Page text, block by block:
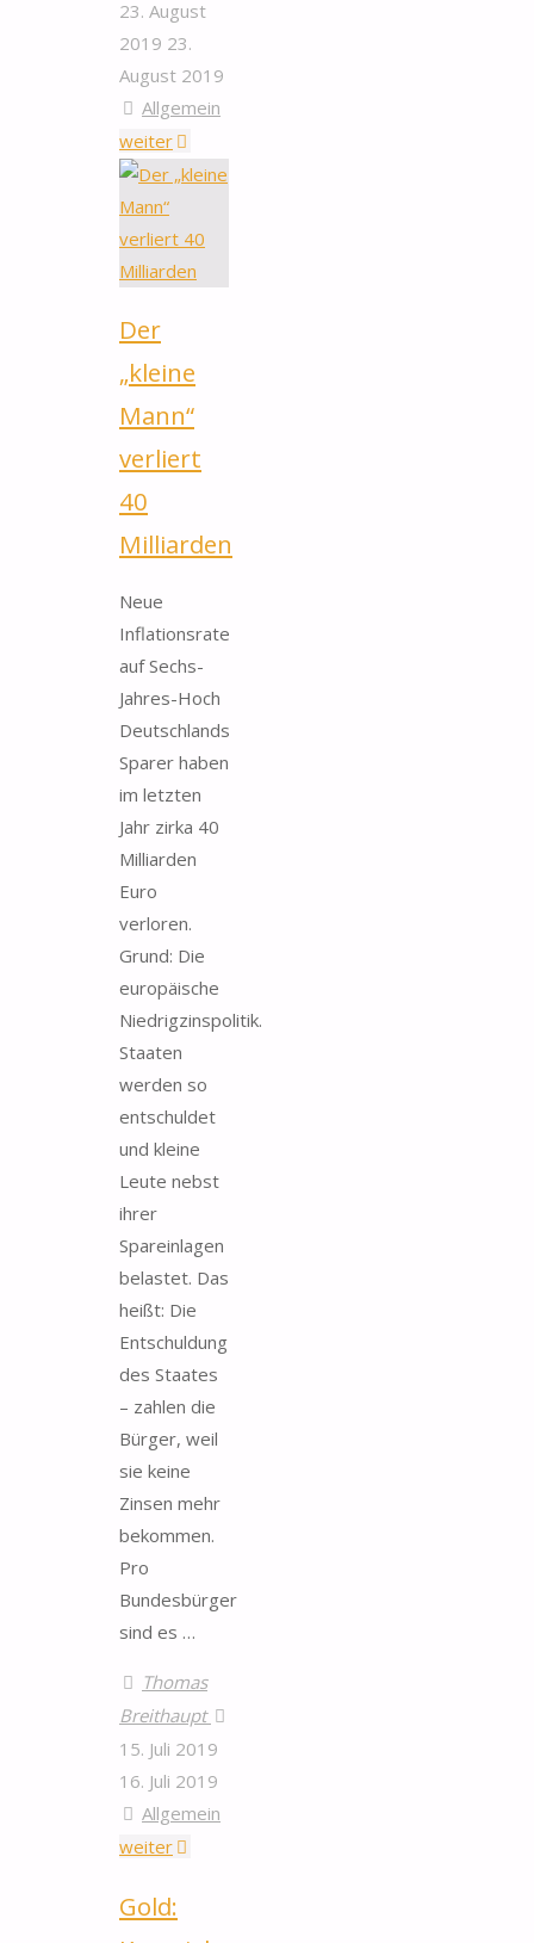
23. August
2019 23.
August 2019
Allgemein
weiter"Prof.
Dr.
Starke:
Warum
jetzt
kaufen
sollten"
Der
„kleine
Mann“
verliert
40
Milliarden
Neue
Inflationsrate
auf Sechs-
Jahres-Hoch
Deutschlands
Sparer haben
im letzten
Jahr zirka 40
Milliarden
Euro
verloren.
Grund: Die
europäische
Niedrigzinspolitik.
Staaten
werden so
entschuldet
und kleine
Leute nebst
ihrer
Spareinlagen
belastet. Das
heißt: Die
Entschuldung
des Staates
– zahlen die
Bürger, weil
sie keine
Zinsen mehr
bekommen.
Pro
Bundesbürger
sind es …
Thomas
Breithaupt
15. Juli 2019
16. Juli 2019
Allgemein
weiter"Der
Mann“
Gold: